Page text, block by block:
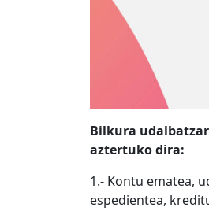
Bilkura
aztertuko dira:
1.- Kontu ematea,
espedientea,